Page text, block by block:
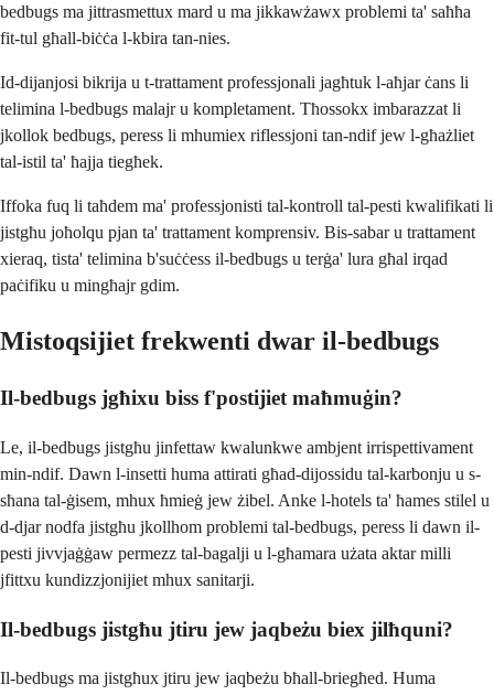
bedbugs ma jittrasmettux mard u ma jikkawżawx problemi ta' saħħa
fit-tul għall-biċċa l-kbira tan-nies.
Id-dijanjosi bikrija u t-trattament professjonali jagħtuk l-aħjar ċans li
telimina l-bedbugs malajr u kompletament. Tħossokx imbarazzat li
jkollok bedbugs, peress li mhumiex riflessjoni tan-ndif jew l-għażliet
tal-istil ta' ħajja tiegħek.
Iffoka fuq li taħdem ma' professjonisti tal-kontroll tal-pesti kwalifikati li
jistgħu joħolqu pjan ta' trattament komprensiv. Bis-sabar u trattament
xieraq, tista' telimina b'suċċess il-bedbugs u terġa' lura għal irqad
paċifiku u mingħajr gdim.
Mistoqsijiet frekwenti dwar il-bedbugs
Il-bedbugs jgħixu biss f'postijiet maħmuġin?
Le, il-bedbugs jistgħu jinfettaw kwalunkwe ambjent irrispettivament
min-ndif. Dawn l-insetti huma attirati għad-dijossidu tal-karbonju u s-
sħana tal-ġisem, mhux ħmieġ jew żibel. Anke l-hotels ta' ħames stilel u
d-djar nodfa jistgħu jkollhom problemi tal-bedbugs, peress li dawn il-
pesti jivvjaġġaw permezz tal-bagalji u l-għamara użata aktar milli
jfittxu kundizzjonijiet mhux sanitarji.
Il-bedbugs jistgħu jtiru jew jaqbeżu biex jilħquni?
Il-bedbugs ma jistgħux jtiru jew jaqbeżu bħall-briegħed. Huma